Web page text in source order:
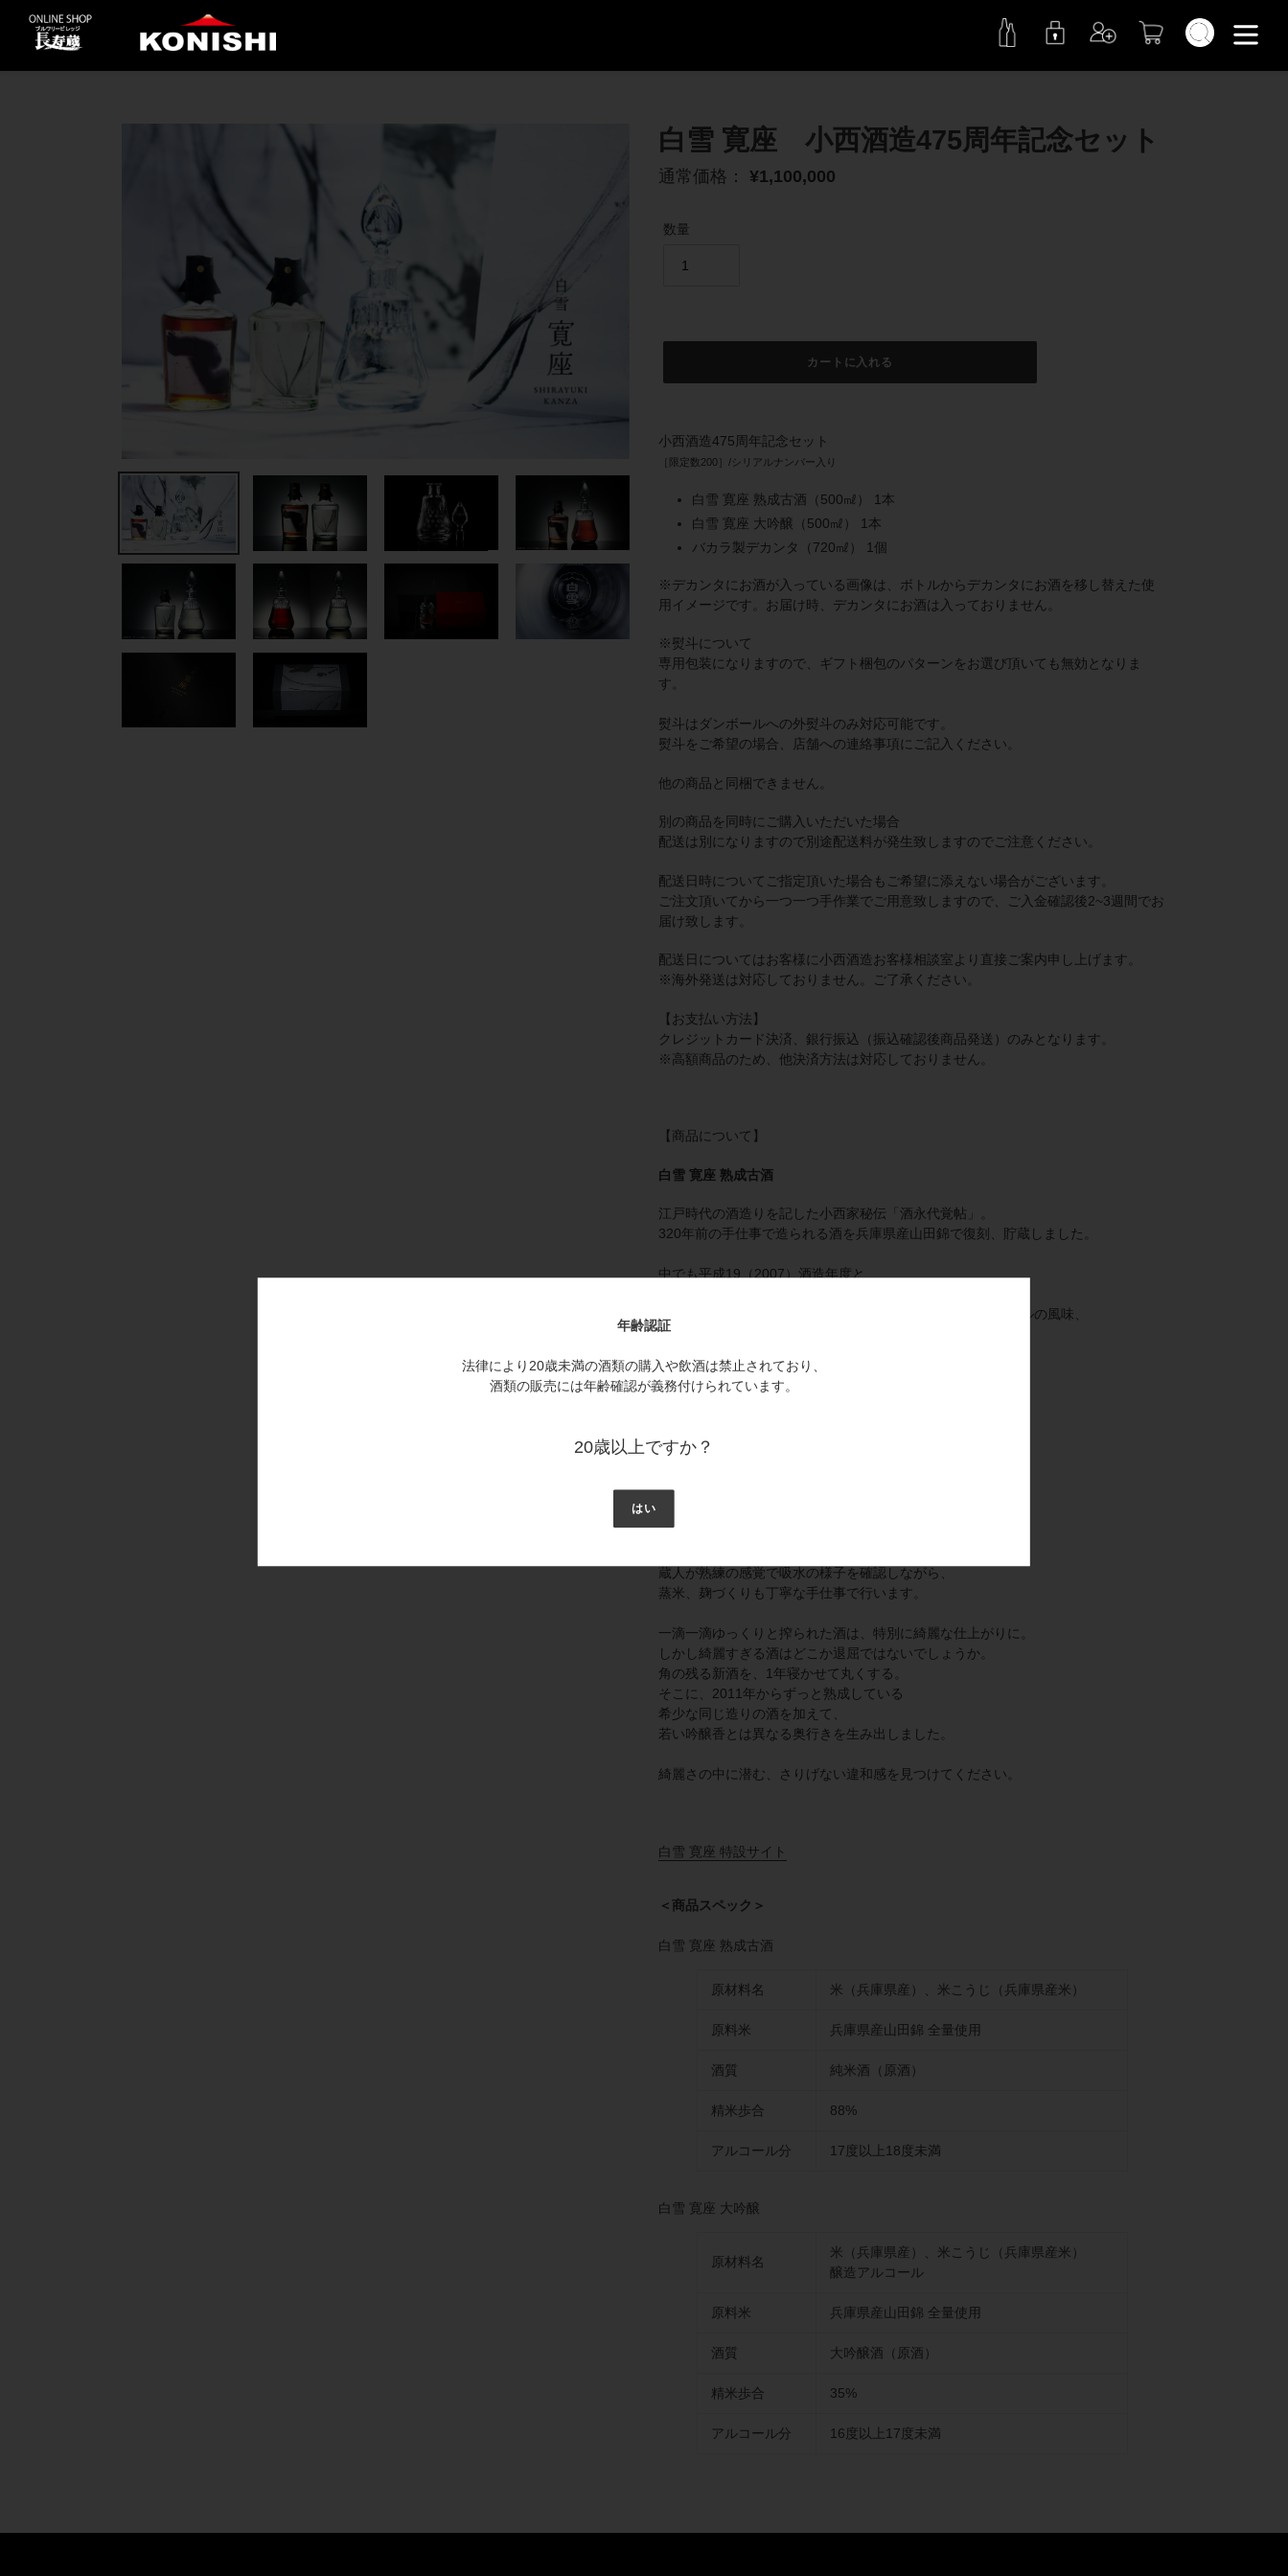
年齢認証
法律により20歳未満の酒類の購入や飲酒は禁止されており、
酒類の販売には年齢確認が義務付けられています。
20歳以上ですか？
はい
ン
検索
白雪 寛座 小西酒造475周年記念セット
通
価
通常価格： ¥1,100,000
数量
カートに入れる
ト
に
す
る
小西酒造475周年記念セット
［限定数200］/シリアルナンバー入り
白雪 寛座 熟成古酒（500㎖） 1本
白雪 寛座 大吟醸（500㎖） 1本
バカラ製デカンタ（720㎖） 1個
※デカンタにお酒が入っている画像は、ボトルからデカンタにお酒を移し替えた使
用イメージです。
お届け時、デカンタにお酒は入っておりません。
※熨斗について
専用包装になりますので、ギフト梱包のパターンをお選び頂いても無効となりま
す。
熨斗はダンボールへの外熨斗のみ対応可能です。
熨斗をご希望の場合、店舗への連絡事項にご記入ください。
他の商品と同梱できません。
別の商品を同時にご購入いただいた場合
配送は別になりますので別途配送料が発生致しますのでご注意ください。
配送日時についてご指定頂いた場合もご希望に添えない場合がございます。
ご注文頂いてから一つ一つ手作業でご用意致しますので、ご入金確認後2~3週間でお
届け致します。
配送日についてはお客様に小西酒造お客様相談室より直接ご案内申し上げます。
※海外発送は対応しておりません。ご了承ください。
【お支払い方法】
クレジットカード決済、 銀行振込（振込確認後商品発送）のみとなります。
※高額商品のため、他決済方法は対応しておりません。
【商品について】
白雪 寛座 熟成古酒
江戸時代の酒造りを記した小西家秘伝「酒永代覚帖」。
320年前の手仕事で造られる酒を 兵庫県産山田錦で復刻、貯蔵しました。
中でも平成19（2007）酒造年度と
バニラやカラメルの風味、
フレンチオーク樽貯蔵の
強すぎるとも言えるそれぞれの個性を、
精米歩合35%の特別な大吟醸酒。
蔵人が熟練の感覚で吸水の様子を確認しながら、
蒸米、麹づくりも丁寧な手仕事で行います。
一滴一滴ゆっくりと搾られた酒は、特別に綺麗な仕上がりに。
しかし綺麗すぎる酒はどこか退屈ではないでしょうか。
角の残る新酒を、1年寝かせて丸くする。
そこに、2011年からずっと熟成している
希少な同じ造りの酒を加えて、
若い吟醸香とは異なる奥行きを生み出しました。
綺麗さの中に潜む、さりげない違和感を見つけてください。
白雪 寛座 特設サイト
＜商品スペック＞
白雪 寛座 熟成古酒
原材料名 米（兵庫県産）、米こうじ（兵庫県産米）
原料米 兵庫県産山田錦 全量使用
酒質 純米酒（原酒）
精米歩合 88%
アルコール分 17度以上18度未満
白雪 寛座 大吟醸
原材料名
米（兵庫県産）、米こうじ（兵庫県産米）
醸造アルコール
原料米 兵庫県産山田錦 全量使用
酒質 大吟醸酒（原酒）
精米歩合 35%
アルコール分 16度以上17度未満